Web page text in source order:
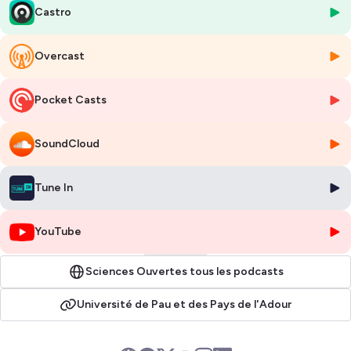
Castro
Overcast
Pocket Casts
SoundCloud
Tune In
YouTube
Sciences Ouvertes tous les podcasts
Université de Pau et des Pays de l'Adour